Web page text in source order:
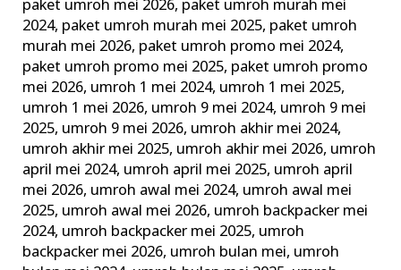
paket umroh mei 2026, paket umroh murah mei
2024, paket umroh murah mei 2025, paket umroh
murah mei 2026, paket umroh promo mei 2024,
paket umroh promo mei 2025, paket umroh promo
mei 2026, umroh 1 mei 2024, umroh 1 mei 2025,
umroh 1 mei 2026, umroh 9 mei 2024, umroh 9 mei
2025, umroh 9 mei 2026, umroh akhir mei 2024,
umroh akhir mei 2025, umroh akhir mei 2026, umroh
april mei 2024, umroh april mei 2025, umroh april
mei 2026, umroh awal mei 2024, umroh awal mei
2025, umroh awal mei 2026, umroh backpacker mei
2024, umroh backpacker mei 2025, umroh
backpacker mei 2026, umroh bulan mei, umroh